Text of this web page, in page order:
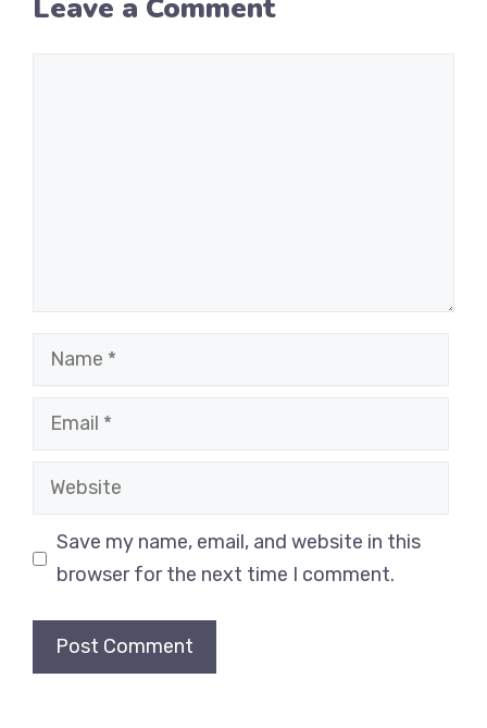
Leave a Comment
Name
Email
Website
Save my name, email, and website in this
browser for the next time I comment.